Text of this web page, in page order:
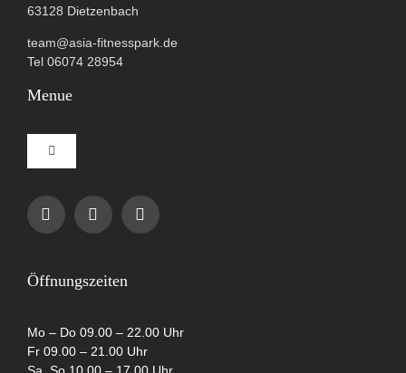
63128 Dietzenbach
team@asia-fitnesspark.de
Tel 06074 28954
Menue
Toggle
Navigation
Impressum
Öffnungszeiten
Mo – Do 09.00 – 22.00 Uhr
Fr 09.00 – 21.00 Uhr